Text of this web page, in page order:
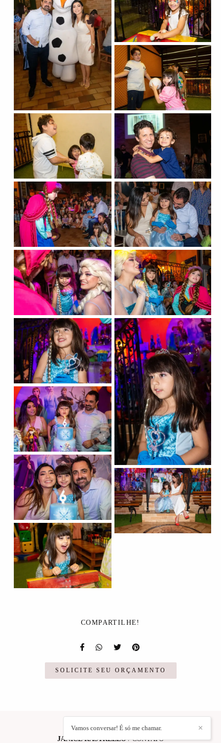
COMPARTILHE!
SOLICITE SEU ORÇAMENTO
JANICE RASTRELLO/CONTATO
✕
Vamos conversar! É só me chamar.